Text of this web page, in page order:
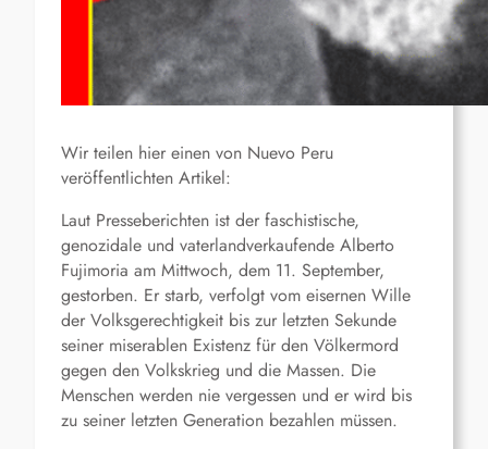
Wir teilen hier einen von Nuevo Peru
veröffentlichten Artikel:
Laut Presseberichten ist der faschistische,
genozidale und vaterlandverkaufende Alberto
Fujimoria am Mittwoch, dem 11. September,
gestorben. Er starb, verfolgt vom eisernen Wille
der Volksgerechtigkeit bis zur letzten Sekunde
seiner miserablen Existenz für den Völkermord
gegen den Volkskrieg und die Massen. Die
Menschen werden nie vergessen und er wird bis
zu seiner letzten Generation bezahlen müssen.